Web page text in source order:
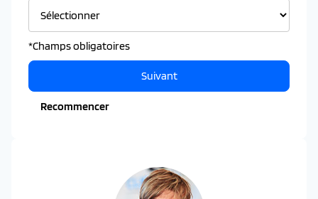
*Champs obligatoires
Recommencer
Suivant